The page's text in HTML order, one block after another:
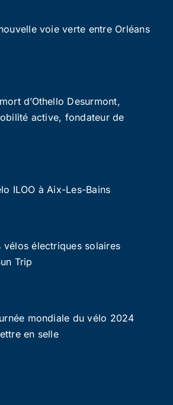
voie verte entre Orléans
d’Othello Desurmont,
active, fondateur de
ILOO à Aix-Les-Bains
vélos électriques solaires
Trip
mondiale du vélo 2024
en selle